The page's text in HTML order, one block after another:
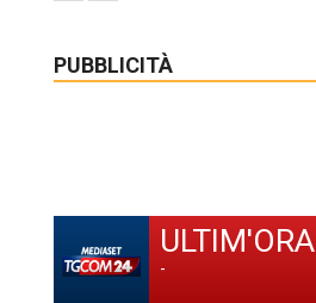
PUBBLICITÀ
ULTIM'ORA
-